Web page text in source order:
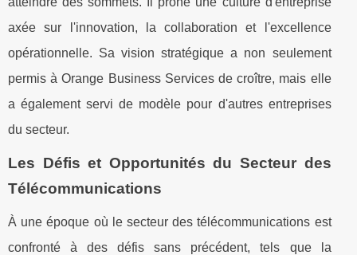
axée sur l'innovation, la collaboration et l'excellence
opérationnelle. Sa vision stratégique a non seulement
permis à Orange Business Services de croître, mais elle
a également servi de modèle pour d'autres entreprises
du secteur.
Les Défis et Opportunités du Secteur des
Télécommunications
À une époque où le secteur des télécommunications est
confronté à des défis sans précédent, tels que la